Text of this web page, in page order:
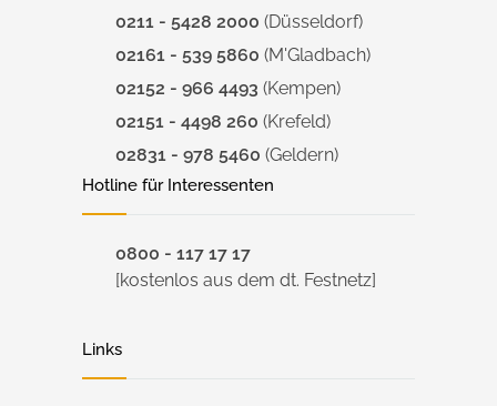
0211 - 5428 2000 (Düsseldorf)
02161 - 539 5860 (M'Gladbach)
02152 - 966 4493 (Kempen)
02151 - 4498 260 (Krefeld)
02831 - 978 5460 (Geldern)
Hotline für Interessenten
0800 - 117 17 17
[kostenlos aus dem dt. Festnetz]
Links